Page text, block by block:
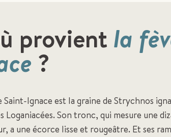
provient la
?
Saint-Ignace est la graine de Strychnos
Loganiacées. Son tronc, qui mesure une
a une écorce lisse et rougeâtre. Et ses